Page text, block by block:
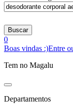
Buscar
0
Boas vindas :)Entre
Tem no Magalu
Departamentos